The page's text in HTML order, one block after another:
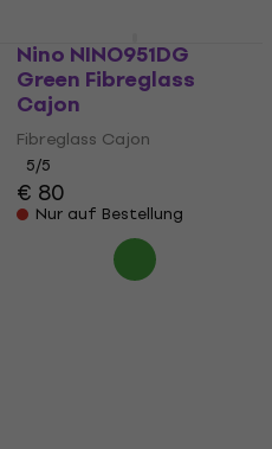
Nino NINO951DG
Green Fibreglass
Cajon
Fibreglass Cajon
5/5
€ 80
Nur auf Bestellung